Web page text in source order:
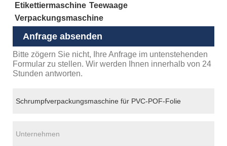
Etikettiermaschine Teewaage
Verpackungsmaschine
Anfrage absenden
Bitte zögern Sie nicht, Ihre Anfrage im untenstehenden
Formular zu stellen. Wir werden Ihnen innerhalb von 24
Stunden antworten.